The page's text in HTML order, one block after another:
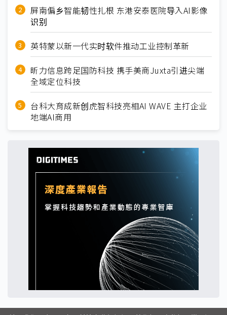
屏南偏乡智能韧性扎根 东港安泰医院导入AI影像
识别
英特蒙以新一代实时软件推动工业控制革新
昕力信息跨足国防科技 携手美商Juxta引进尖端
全域定位科技
台科大育成新创虎智科技亮相AI WAVE 主打企业
地端AI商用